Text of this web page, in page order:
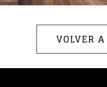
VOLVER